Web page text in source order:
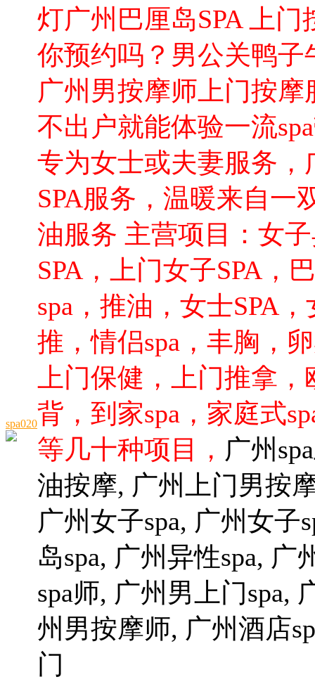
spa020
灯广州巴厘岛SPA 上
你预约吗？男公关鸭子
广州男按摩师上门按摩
不出户就能体验一流
专为女士或夫妻服务
SPA服务，温暖来自一
油服务 主营项目：女
SPA，上门女子SPA，
spa，推油，女士SPA
推，情侣spa，丰胸，
上门保健，上门推拿
背，到家spa，家庭式
等几十种项目， 广州
油按摩, 广州上门男按
广州女子spa, 广州女子
岛spa, 广州异性spa,
spa师, 广州男上门spa,
州男按摩师, 广州酒店
门